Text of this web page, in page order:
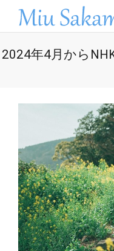
2024年4月から